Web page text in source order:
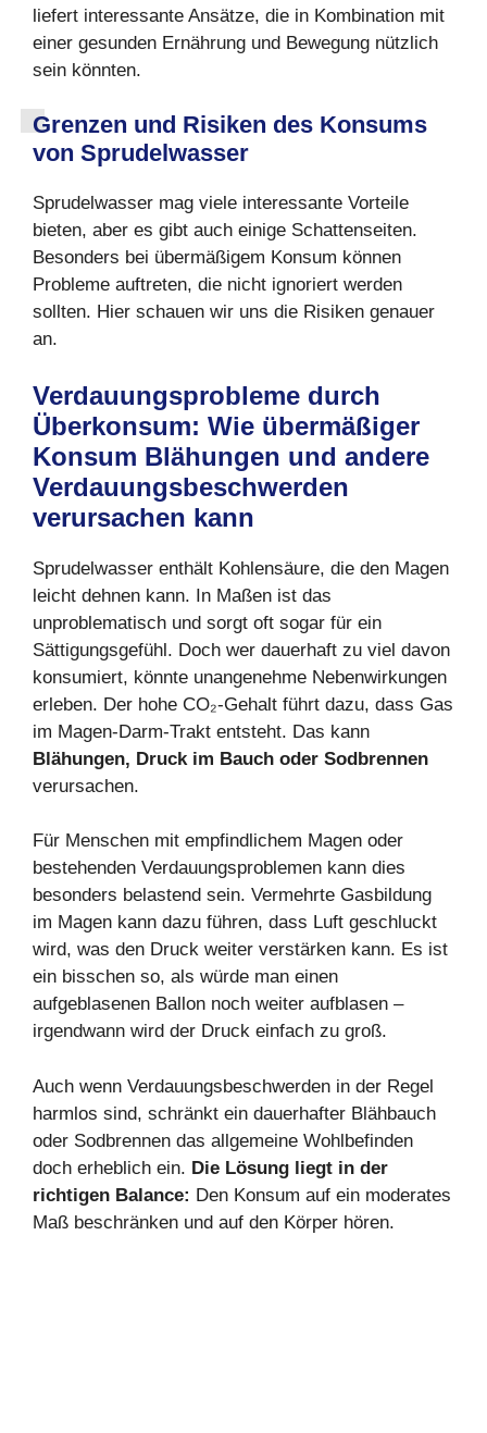
liefert interessante Ansätze, die in Kombination mit
einer gesunden Ernährung und Bewegung nützlich
sein könnten.
Grenzen und Risiken des Konsums
von Sprudelwasser
Sprudelwasser mag viele interessante Vorteile
bieten, aber es gibt auch einige Schattenseiten.
Besonders bei übermäßigem Konsum können
Probleme auftreten, die nicht ignoriert werden
sollten. Hier schauen wir uns die Risiken genauer
an.
Verdauungsprobleme durch
Überkonsum: Wie übermäßiger
Konsum Blähungen und andere
Verdauungsbeschwerden
verursachen kann
Sprudelwasser enthält Kohlensäure, die den Magen
leicht dehnen kann. In Maßen ist das
unproblematisch und sorgt oft sogar für ein
Sättigungsgefühl. Doch wer dauerhaft zu viel davon
konsumiert, könnte unangenehme Nebenwirkungen
erleben. Der hohe CO₂-Gehalt führt dazu, dass Gas
im Magen-Darm-Trakt entsteht. Das kann
Blähungen, Druck im Bauch oder Sodbrennen
verursachen.
Für Menschen mit empfindlichem Magen oder
bestehenden Verdauungsproblemen kann dies
besonders belastend sein. Vermehrte Gasbildung
im Magen kann dazu führen, dass Luft geschluckt
wird, was den Druck weiter verstärken kann. Es ist
ein bisschen so, als würde man einen
aufgeblasenen Ballon noch weiter aufblasen –
irgendwann wird der Druck einfach zu groß.
Auch wenn Verdauungsbeschwerden in der Regel
harmlos sind, schränkt ein dauerhafter Blähbauch
oder Sodbrennen das allgemeine Wohlbefinden
doch erheblich ein. Die Lösung liegt in der
richtigen Balance: Den Konsum auf ein moderates
Maß beschränken und auf den Körper hören.